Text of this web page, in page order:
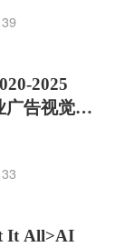
39
2025
广告视觉合
33
It All>AI